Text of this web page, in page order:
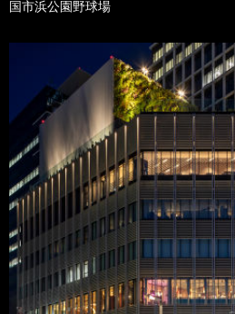
国市浜公園野球場